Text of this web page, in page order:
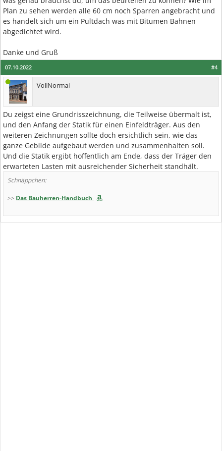
Plan zu sehen werden alle 60 cm noch Sparren angebracht und
es handelt sich um ein Pultdach was mit Bitumen Bahnen
abgedichtet wird.
Danke und Gruß
#4
07.10.2022
VollNormal
Du zeigst eine Grundrisszeichnung, die Teilweise übermalt ist,
und den Anfang der Statik für einen Einfeldträger. Aus den
weiteren Zeichnungen sollte doch ersichtlich sein, wie das
ganze Gebilde aufgebaut werden und zusammenhalten soll.
Und die Statik ergibt hoffentlich am Ende, dass der Träger den
erwarteten Lasten mit ausreichender Sicherheit standhält.
Schnäppchen:
>> Das Bauherren-Handbuch